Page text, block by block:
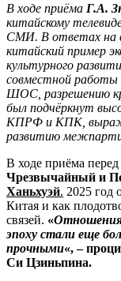
В ходе приёма Г.А.
китайскому
СМИ. В ответах на
китайский пример
культурного
совместной
ШОС, разрешению
был подчёркнут
КПРФ и КПК,
развитию
В ходе приёма
Чрезвычайный и
Ханьхуэй. 2025 год
Китая и как
связей. «Отношения
эпоху стали еще
прочными«, –
Си Цзиньпина.